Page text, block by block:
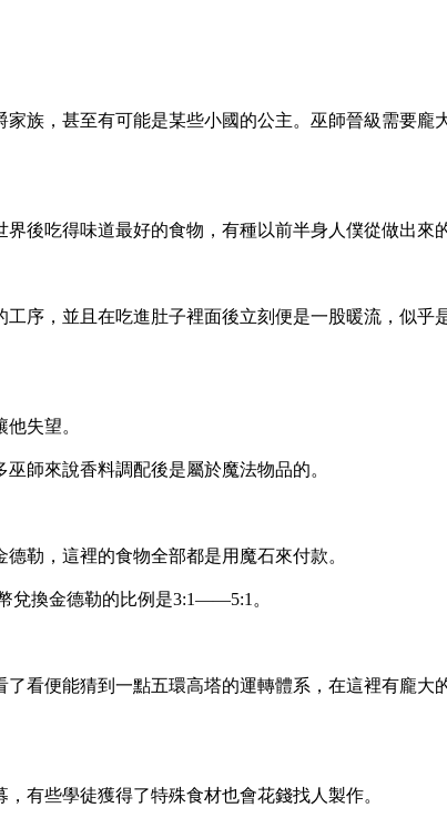
族，甚至有可能是某些小國的公主。巫師晉級需要
後吃得味道最好的食物，有種以前半身人僕從做出來
序，並且在吃進肚子裡面後立刻便是一股暖流，似乎
失望。
師來說香料調配後是屬於魔法物品的。
勒，這裡的食物全部都是用魔石來付款。
兌換金德勒的比例是3:1——5:1。
看便能猜到一點五環高塔的運轉體系，在這裡有龐大
有些學徒獲得了特殊食材也會花錢找人製作。